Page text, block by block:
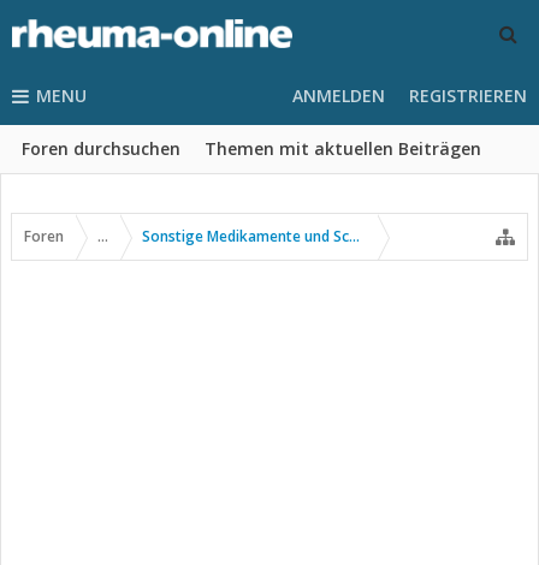
MENU
Foren durchsuchen Themen mit aktuellen Beiträgen
ANMELDEN REGISTRIEREN
Foren ... Sonstige Medikamente und Schmerztherapie